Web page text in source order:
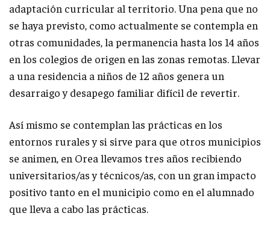
adaptación curricular al territorio. Una pena que no
se haya previsto, como actualmente se contempla en
otras comunidades, la permanencia hasta los 14 años
en los colegios de origen en las zonas remotas. Llevar
a una residencia a niños de 12 años genera un
desarraigo y desapego familiar difícil de revertir.
Así mismo se contemplan las prácticas en los
entornos rurales y si sirve para que otros municipios
se animen, en Orea llevamos tres años recibiendo
universitarios/as y técnicos/as, con un gran impacto
positivo tanto en el municipio como en el alumnado
que lleva a cabo las prácticas.